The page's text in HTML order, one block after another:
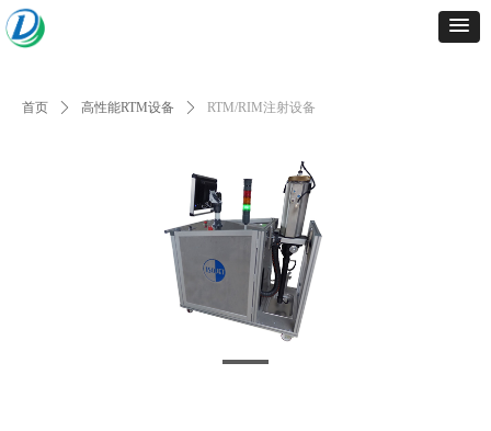
首页 ꄲ 高性能RTM设备 ꄲ RTM/RIM注射设备